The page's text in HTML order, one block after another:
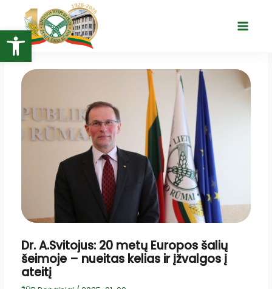
Open toolbar
turinio
Main
Dr. A.Svitojus: 20 metų Europos šalių
šeimoje – nueitas kelias ir įžvalgos į
ateitį